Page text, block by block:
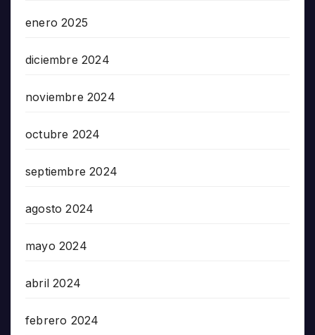
enero 2025
diciembre 2024
noviembre 2024
octubre 2024
septiembre 2024
agosto 2024
mayo 2024
abril 2024
febrero 2024